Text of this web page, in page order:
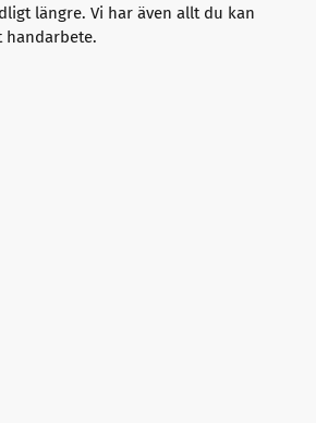
längre.Vi har även allt du kan
handarbete.